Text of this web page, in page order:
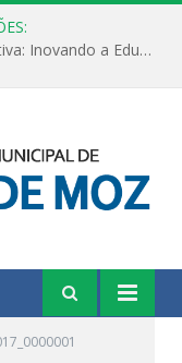
Inteligência Artificial e Tecnologia Assistiva: Inovando a Educação Especial e Inclusiva